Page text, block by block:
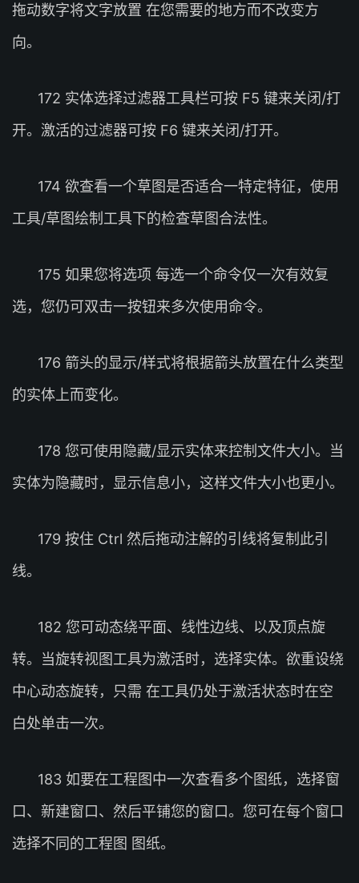
拖动数字将文字放置 在您需要的地方而不改变方
向。
172 实体选择过滤器工具栏可按 F5 键来关闭/打
开。激活的过滤器可按 F6 键来关闭/打开。
174 欲查看一个草图是否适合一特定特征，使用
工具/草图绘制工具下的检查草图合法性。
175 如果您将选项 每选一个命令仅一次有效复
选，您仍可双击一按钮来多次使用命令。
176 箭头的显示/样式将根据箭头放置在什么类型
的实体上而变化。
178 您可使用隐藏/显示实体来控制文件大小。当
实体为隐藏时，显示信息小，这样文件大小也更小。
179 按住 Ctrl 然后拖动注解的引线将复制此引
线。
182 您可动态绕平面、线性边线、以及顶点旋
转。当旋转视图工具为激活时，选择实体。欲重设绕
中心动态旋转，只需 在工具仍处于激活状态时在空
白处单击一次。
183 如要在工程图中一次查看多个图纸，选择窗
口、新建窗口、然后平铺您的窗口。您可在每个窗口
选择不同的工程图 图纸。